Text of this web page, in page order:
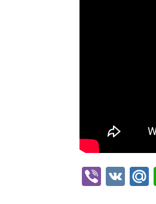
Viber
VK